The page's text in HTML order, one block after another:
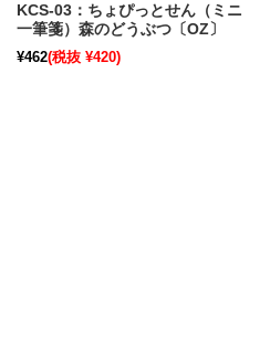
KCS-03：ちょぴっとせん（ミニ
一筆箋）森のどうぶつ〔OZ〕
¥462(税抜 ¥420)